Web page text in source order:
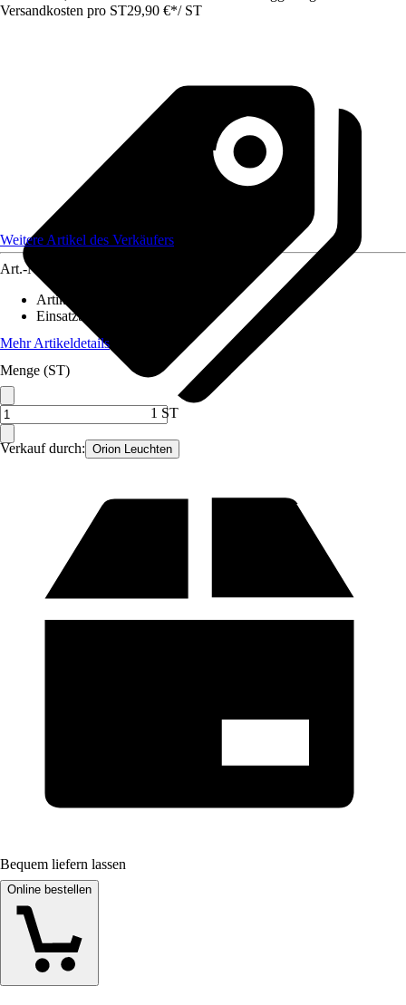
Versandkosten pro ST29,90 €*/ ST
Verkauf durch: Orion Leuchten
Weitere Artikel des Verkäufers
Art.-Nr.
Artikeltyp
Einsatzbereich
Mehr Artikeldetails
Menge (ST)
1 ST
Bequem liefern lassen
Online bestellen